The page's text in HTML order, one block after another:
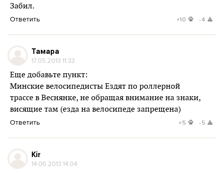
Забил.
Ответить +10 -4
Тамара
17.05.2013 11:33
Еще добавьте пункт:
Минские велосипедисты Ездят по роллерной
трассе в Веснянке, не обращая внимание на знаки,
висящие там (езда на велосипеде запрещена)
Ответить +5 -5
Kir
14.06.2013 14:04